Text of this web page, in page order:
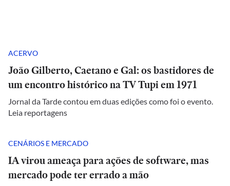
ACERVO
João Gilberto, Caetano e Gal: os bastidores de
um encontro histórico na TV Tupi em 1971
Jornal da Tarde contou em duas edições como foi o evento.
Leia reportagens
CENÁRIOS E MERCADO
IA virou ameaça para ações de software, mas
mercado pode ter errado a mão